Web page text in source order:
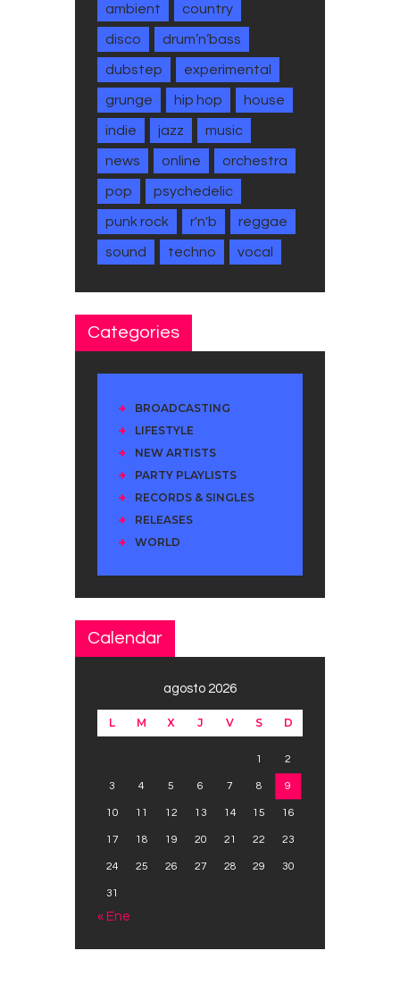
ambient country
disco drum’n’bass
dubstep experimental
grunge hip hop house
indie jazz music
news online orchestra
pop psychedelic
punk rock r'n'b reggae
sound techno vocal
Categories
BROADCASTING
LIFESTYLE
NEW ARTISTS
PARTY PLAYLISTS
RECORDS & SINGLES
RELEASES
WORLD
Calendar
agosto 2026
L M X J V S D
1 2
3 4 5 6 7 8 9
10 11 12 13 14 15 16
17 18 19 20 21 22 23
24 25 26 27 28 29 30
31
« Ene